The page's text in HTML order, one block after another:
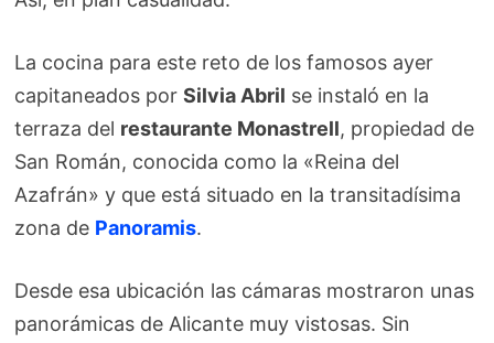
La cocina para este reto de los famosos ayer
capitaneados porSilvia Abril se instaló en la
terraza del restaurante Monastrell, propiedad de
San Román, conocida como la «Reina del
Azafrán» y que está situado en la transitadísima
zona de Panoramis.
Desde esa ubicación las cámaras mostraron unas
panorámicas de Alicante muy vistosas. Sin